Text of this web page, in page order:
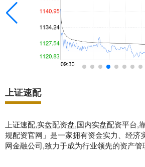
上证速配
上证速配,实盘配资盘,国内实盘配资平台,
规配资官网」是一家拥有资金实力、经济
网金融公司,致力于成为行业领先的资产管